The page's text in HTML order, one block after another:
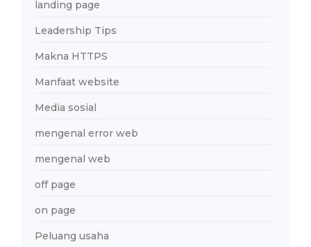
landing page
Leadership Tips
Makna HTTPS
Manfaat website
Media sosial
mengenal error web
mengenal web
off page
on page
Peluang usaha